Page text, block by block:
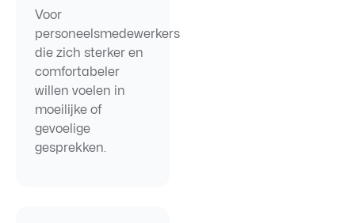
Voor
personeelsmedewerkers
die zich sterker en
comfortabeler
willen voelen in
moeilijke of
gevoelige
gesprekken.